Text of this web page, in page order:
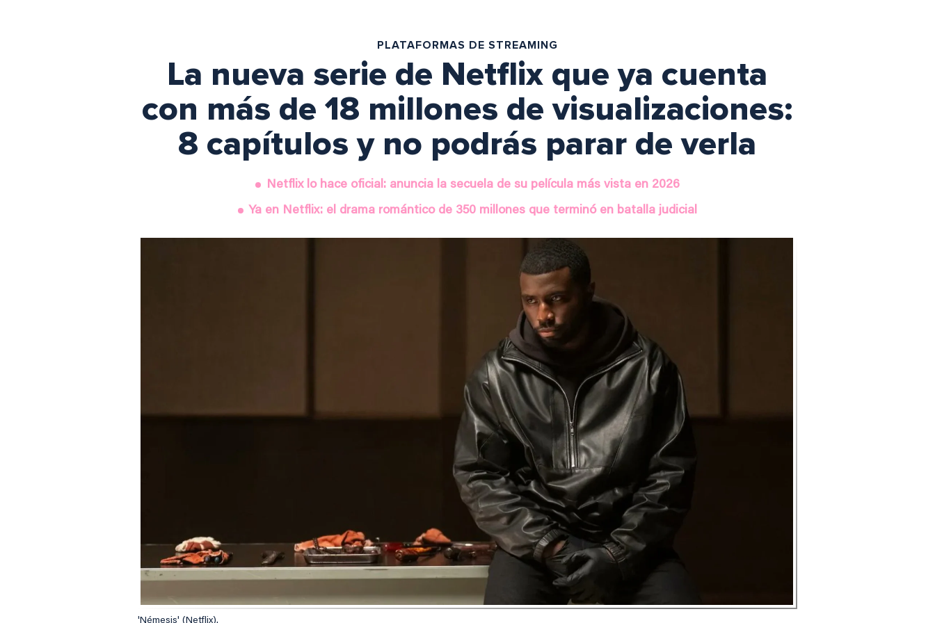
PLATAFORMAS DE STREAMING
La nueva serie de Netflix que ya cuenta
con más de 18 millones de visualizaciones:
8 capítulos y no podrás parar de verla
Netflix lo hace oficial: anuncia la secuela de su película más vista en 2026
Ya en Netflix: el drama romántico de 350 millones que terminó en batalla judicial
'Némesis' (Netflix).